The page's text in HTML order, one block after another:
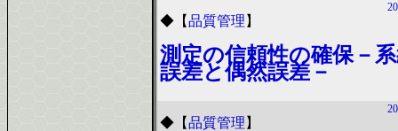
◆ 【品質管理 】
測定の信頼性の確保－
誤差と偶然誤差－
◆ 【品質管理 】